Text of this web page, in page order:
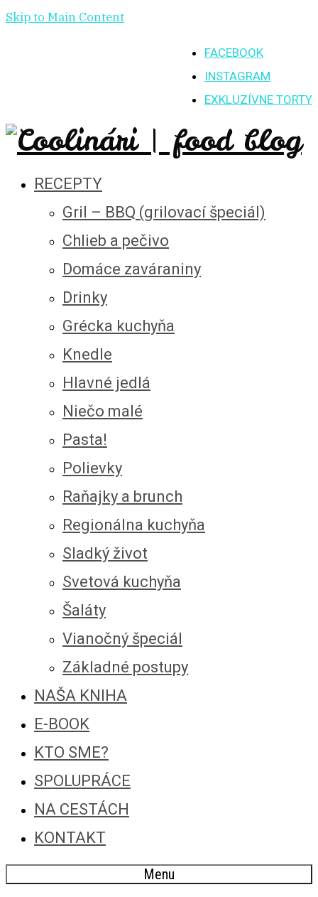
Skip to Main Content
FACEBOOK
INSTAGRAM
EXKLUZÍVNE TORTY
RECEPTY
Gril – BBQ (grilovací špeciál)
Chlieb a pečivo
Domáce zaváraniny
Drinky
Grécka kuchyňa
Knedle
Hlavné jedlá
Niečo malé
Pasta!
Polievky
Raňajky a brunch
Regionálna kuchyňa
Sladký život
Svetová kuchyňa
Šaláty
Vianočný špeciál
Základné postupy
NAŠA KNIHA
E-BOOK
KTO SME?
SPOLUPRÁCE
NA CESTÁCH
KONTAKT
Menu